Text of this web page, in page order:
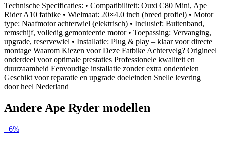
Technische Specificaties: • Compatibiliteit: Ouxi C80 Mini, Ape
Rider A10 fatbike • Wielmaat: 20×4.0 inch (breed profiel) • Motor
type: Naafmotor achterwiel (elektrisch) • Inclusief: Buitenband,
remschijf, volledig gemonteerde motor • Toepassing: Vervanging,
upgrade, reservewiel • Installatie: Plug & play – klaar voor directe
montage Waarom Kiezen voor Deze Fatbike Achtervelg? Origineel
onderdeel voor optimale prestaties Professionele kwaliteit en
duurzaamheid Eenvoudige installatie zonder extra onderdelen
Geschikt voor reparatie en upgrade doeleinden Snelle levering
door heel Nederland
Andere Ape Ryder modellen
−6%